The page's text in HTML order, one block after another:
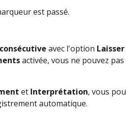
est passé.
avec l'option
activée, vous ne pouvez
et Interprétation, vous
automatique.